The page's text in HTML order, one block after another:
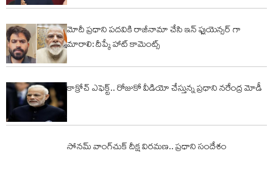
మోదీ ప్రధాని పదవికి రాజీనామా చేసి ఇన్ ఫ్లుయెన్సర్ గా
మారాలి: దీప్కే హాట్ కామెంట్స్
కాక్రోచ్ ఎఫెక్ట్.. రోజుకో వీడియో చేస్తున్న ప్ర‌ధాని న‌రేంద్ర మోడీ
సోనమ్‌ వాంగ్‌చుక్‌ దీక్ష విరమణ.. ప్రధాని సందేశం